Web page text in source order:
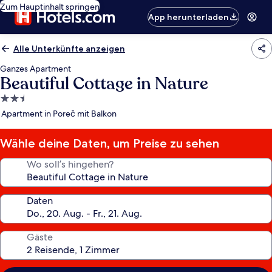
Zum Hauptinhalt springen
App herunterladen
Alle Unterkünfte anzeigen
Ganzes Apartment
Beautiful Cottage in Nature
2.5-
Sterne-
Apartment in Poreč mit Balkon
Wähle deine Daten, um Preise zu sehen
Wo soll’s hingehen?
Daten
Gäste